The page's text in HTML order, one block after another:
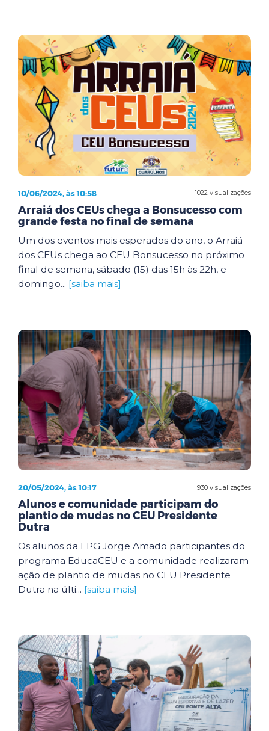
1022 visualizações
10/06/2024, às 10:58
Arraiá dos CEUs chega a Bonsucesso com
grande festa no final de semana
Um dos eventos mais esperados do ano, o Arraiá
dos CEUs chega ao CEU Bonsucesso no próximo
final de semana, sábado (15) das 15h às 22h, e
domingo... [saiba mais]
930 visualizações
20/05/2024, às 10:17
Alunos e comunidade participam do
plantio de mudas no CEU Presidente
Dutra
Os alunos da EPG Jorge Amado participantes do
programa EducaCEU e a comunidade realizaram
ação de plantio de mudas no CEU Presidente
Dutra na últi... [saiba mais]